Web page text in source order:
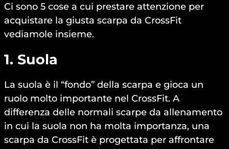
Ci sono 5 cose a cui prestare attenzione per
acquistare la giusta scarpa da CrossFit
vediamole insieme.
1. Suola
La suola è il “fondo” della scarpa e gioca un
ruolo molto importante nel CrossFit. A
differenza delle normali scarpe da allenamento
in cui la suola non ha molta importanza, una
scarpa da CrossFit è progettata per affrontare